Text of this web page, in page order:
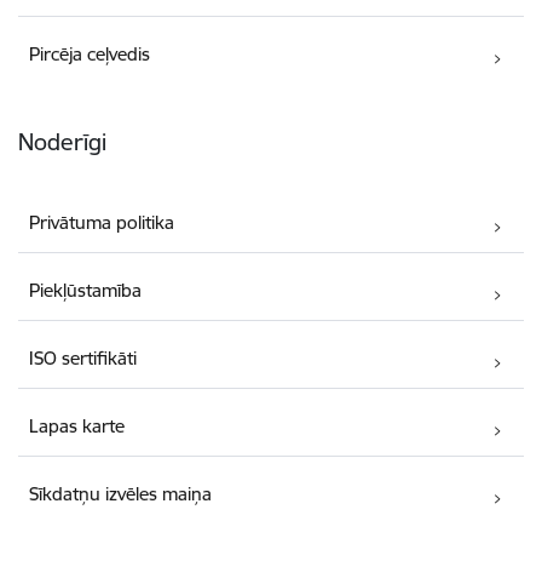
Pircēja ceļvedis
Noderīgi
Privātuma politika
Piekļūstamība
ISO sertifikāti
Lapas karte
Sīkdatņu izvēles maiņa